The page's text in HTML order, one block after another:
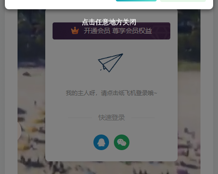
点击任意地方关闭
点击任意地方关闭
点击任意地方关闭